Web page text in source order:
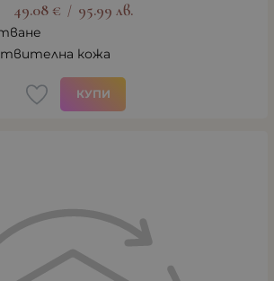
49.08 € / 95.99 лв.
кожа
КУПИ